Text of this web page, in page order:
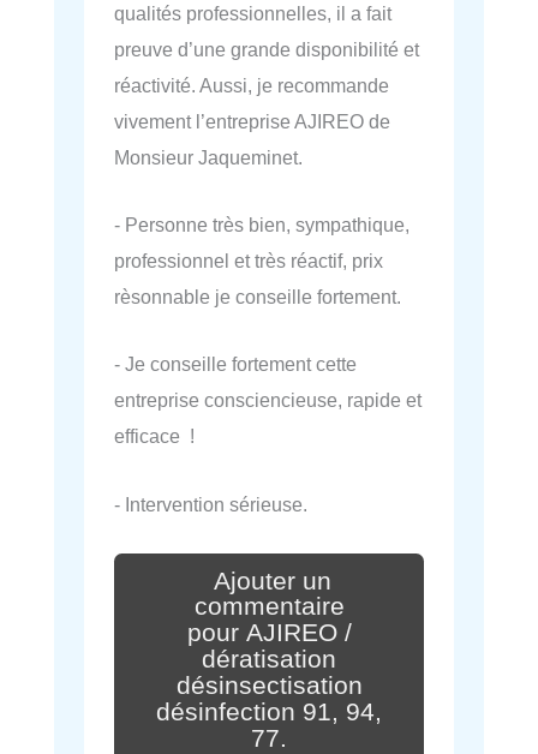
qualités professionnelles, il a fait
preuve d’une grande disponibilité et
réactivité. Aussi, je recommande
vivement l’entreprise AJIREO de
Monsieur Jaqueminet.
- Personne très bien, sympathique,
professionnel et très réactif, prix
rèsonnable je conseille fortement.
- Je conseille fortement cette
entreprise consciencieuse, rapide et
efficace !
- Intervention sérieuse.
Ajouter un
commentaire
pour AJIREO /
dératisation
désinsectisation
désinfection 91, 94,
77.